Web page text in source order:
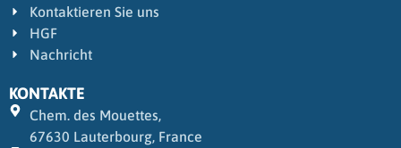
Kontaktieren Sie uns
HGF
Nachricht
KONTAKTE
Chem. des Mouettes,
67630 Lauterbourg, France